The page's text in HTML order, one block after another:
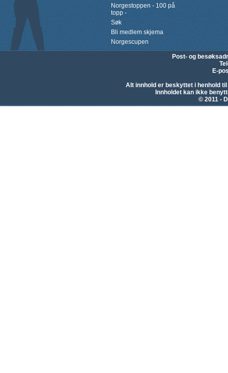
Norgestoppen - 100 på
topp -
Søk
Bli medlem skjema
Norgescupen
Post- og
E-
Alt innhold er beskyttet i henhold
Innholdet kan ikke
© 2011 -